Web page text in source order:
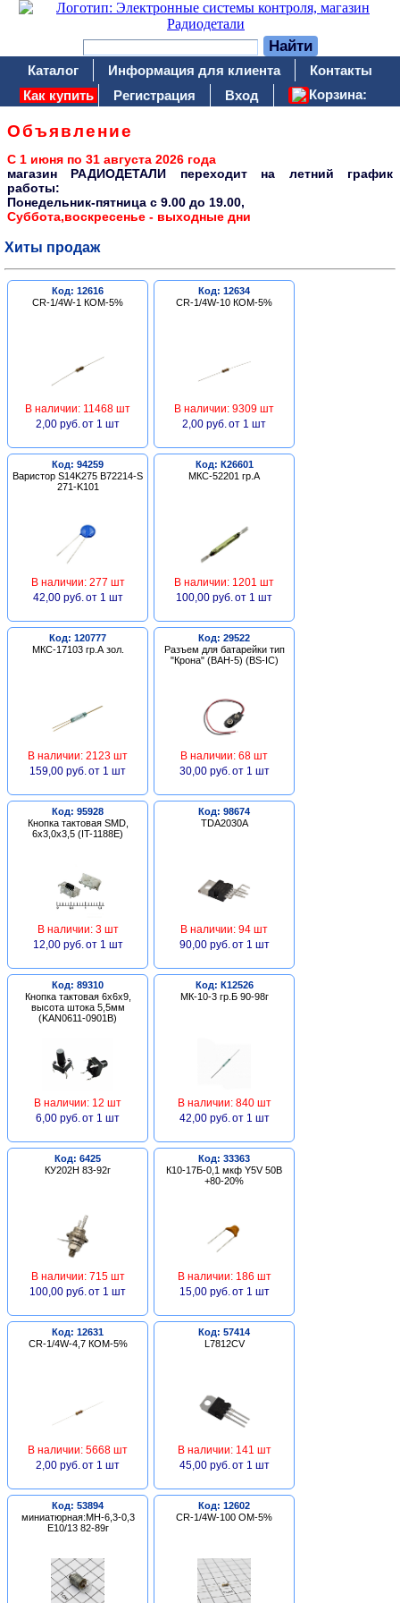
Каталог Информация для клиента
Контакты
Как купить
Регистрация Вход Корзина:
Объявление
С 1 июня по 31 августа 2026 года
магазин РАДИОДЕТАЛИ переходит на летний график
работы:
Понедельник-пятница c 9.00 до 19.00,
Суббота,воскресенье - выходные дни
Хиты продаж
Код: 12616
CR-1/4W-1 КОМ-5%
В наличии: 11468 шт
2,00 руб. от 1 шт
Код: 12634
CR-1/4W-10 КОМ-5%
В наличии: 9309 шт
2,00 руб. от 1 шт
Код: 94259
Варистор S14K275 B72214-S
271-K101
В наличии: 277 шт
42,00 руб. от 1 шт
Код: К26601
МКС-52201 гр.А
В наличии: 1201 шт
100,00 руб. от 1 шт
Код: 120777
МКС-17103 гр.А зол.
В наличии: 2123 шт
159,00 руб. от 1 шт
Код: 29522
Разъем для батарейки тип
"Крона" (BAH-5) (BS-IC)
В наличии: 68 шт
30,00 руб. от 1 шт
Код: 95928
Кнопка тактовая SMD,
6х3,0х3,5 (IT-1188E)
В наличии: 3 шт
12,00 руб. от 1 шт
Код: 98674
TDA2030A
В наличии: 94 шт
90,00 руб. от 1 шт
Код: 89310
Кнопка тактовая 6х6х9,
высота штока 5,5мм
(KAN0611-0901B)
В наличии: 12 шт
6,00 руб. от 1 шт
Код: К12526
МК-10-3 гр.Б 90-98г
В наличии: 840 шт
42,00 руб. от 1 шт
Код: 6425
КУ202Н 83-92г
В наличии: 715 шт
100,00 руб. от 1 шт
Код: 33363
К10-17Б-0,1 мкф Y5V 50В
+80-20%
В наличии: 186 шт
15,00 руб. от 1 шт
Код: 12631
CR-1/4W-4,7 КОМ-5%
В наличии: 5668 шт
2,00 руб. от 1 шт
Код: 57414
L7812CV
В наличии: 141 шт
45,00 руб. от 1 шт
Код: 53894
миниатюрная:МН-6,3-0,3
Е10/13 82-89г
Код: 12602
CR-1/4W-100 ОМ-5%